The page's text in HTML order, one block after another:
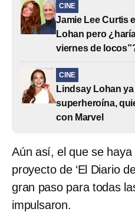
CINE
Jamie Lee Curtis
Lohan pero
viernes de
CINE
Lindsay Lohan
superheroína,
con Marvel
Aún así, el que se haya
proyecto de ‘El Diario
gran paso para todas
impulsaron.